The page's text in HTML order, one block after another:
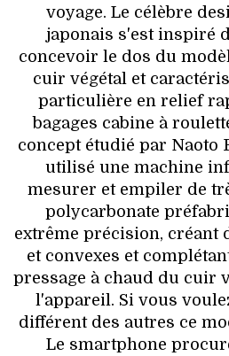
voyage. Le célèbre
japonais s'est inspiré
concevoir le dos du
cuir végétal et
particulière en relief
bagages cabine à
concept étudié par Naoto
utilisé une machine
mesurer et empiler de
polycarbonate
extrême précision, créant
et convexes et
pressage à chaud du cuir
l'appareil. Si vous
différent des autres ce
Le smartphone